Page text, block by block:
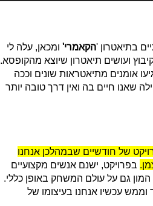
בתיאטרון 'הקאמרי' ומכאן, עלה לי
ועושים תיאטרון שיוצא מהקופסא.
אומנים מתיאטראות שונים וככה
שאנו חיים בה ואין דרך טובה יותר
של חודשיים שבמהלכן אנחנו
בפרויקט, ישנם אנשים מקצועיים
גם על עולם המשחק באופן כללי.
שיתקיימו מה-21 עד ה-23 לפברואר וממש עכשיו אנחנו בעיצומו של